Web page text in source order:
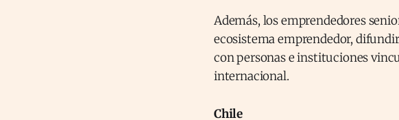
Además, los emprendedores
ecosistema emprendedor,
con personas e instituciones
internacional.
Chile